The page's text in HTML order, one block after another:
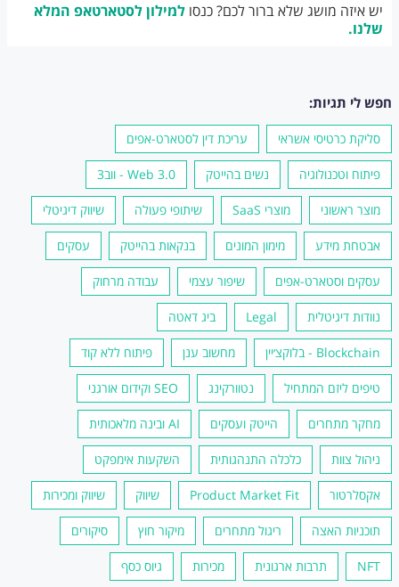
יש איזה מושג שלא ברור לכם? כנסו למילון לסטארטאפ המלא
שלנו.
חפש לי תגיות:
סליקת כרטיסי אשראי עריכת דין לסטארט-אפים
פיתוח וטכנולוגיה נשים בהייטק Web 3.0 - ווב3
מוצר ראשוני מוצרי SaaS שיתופי פעולה שיווק דיגיטלי
אבטחת מידע מימון המונים בנקאות בהייטק עסקים
עסקים וסטארט-אפים שיפור עצמי עבודה מרחוק
נוודות דיגיטלית Legal ביג דאטה
Blockchain - בלוקצ׳יין מחשוב ענן פיתוח ללא קוד
טיפים ליזם המתחיל נטוורקינג SEO וקידום אורגני
מחקר מתחרים הייטק ועסקים AI ובינה מלאכותית
ניהול צוות כלכלה התנהגותית השקעות אימפקט
אקסלרטור Product Market Fit שיווק שיווק ומכירות
תוכניות האצה ריגול מתחרים מיקור חוץ סיקורים
NFT תרבות ארגונית מכירות גיוס כסף